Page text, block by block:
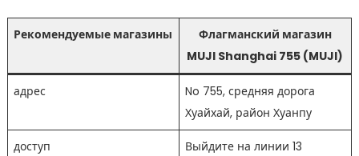
Рекомендуемые магазины
Флагманский магазин
MUJI Shanghai 755 (MUJI)
адрес
No 755, средняя дорога
Хуайхай, район Хуанпу
доступ
Выйдите на линии 13